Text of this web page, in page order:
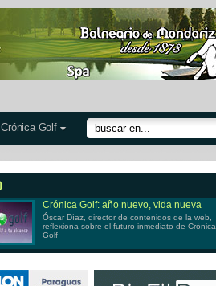
Crónica Golf
Crónica Golf: año nuevo, vida nueva
Óscar Díaz, director de contenidos de la web,
reflexiona sobre el futuro inmediato de Crónica
Golf